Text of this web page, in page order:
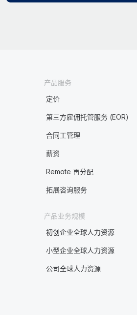
产品服务
定价
第三方雇佣托管服务 (EOR)
合同工管理
薪资
Remote 再分配
拓展咨询服务
产品业务规模
初创企业全球人力资源
小型企业全球人力资源
公司全球人力资源